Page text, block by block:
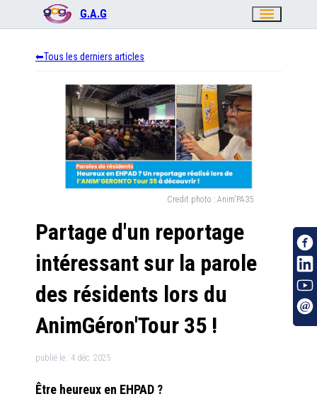
G.A.G menu
Tous les derniers articles
Credit photo : Anim'PA35
Partage d'un reportage
intéressant sur la parole
des résidents lors du
AnimGéron'Tour 35 !
publié le : 4 déc. 2025
Être heureux en EHPAD ?